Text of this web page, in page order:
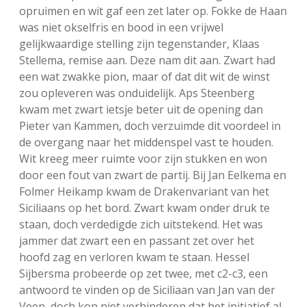
opruimen en wit gaf een zet later op. Fokke de Haan
was niet okselfris en bood in een vrijwel
gelijkwaardige stelling zijn tegenstander, Klaas
Stellema, remise aan. Deze nam dit aan. Zwart had
een wat zwakke pion, maar of dat dit wit de winst
zou opleveren was onduidelijk. Aps Steenberg
kwam met zwart ietsje beter uit de opening dan
Pieter van Kammen, doch verzuimde dit voordeel in
de overgang naar het middenspel vast te houden.
Wit kreeg meer ruimte voor zijn stukken en won
door een fout van zwart de partij. Bij Jan Eelkema en
Folmer Heikamp kwam de Drakenvariant van het
Siciliaans op het bord. Zwart kwam onder druk te
staan, doch verdedigde zich uitstekend. Het was
jammer dat zwart een en passant zet over het
hoofd zag en verloren kwam te staan. Hessel
Sijbersma probeerde op zet twee, met c2-c3, een
antwoord te vinden op de Siciliaan van Jan van der